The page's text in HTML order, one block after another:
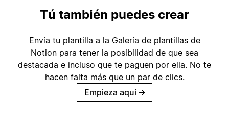
Tú también puedes crear
Envía tu plantilla a la Galería de plantillas de
Notion para tener la posibilidad de que sea
destacada e incluso que te paguen por ella. No te
hacen falta más que un par de clics.
Empieza aquí →